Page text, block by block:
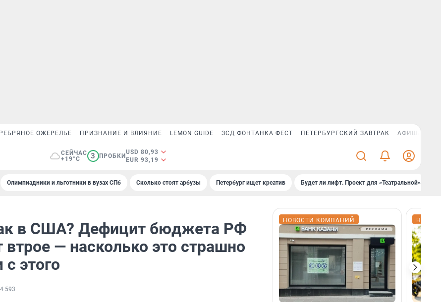
ОЖЕРЕЛЬЕ ПРИЗНАНИЕ И ВЛИЯНИЕ LEMON GUIDE ЗСД ФОНТАНКА ФЕСТ ПЕТЕРБУРГСКИЙ ЗАВТРАК АФИША PLUS
СЕЙЧАС
+19°C
3 ПРОБКИ
USD 80,93
EUR 93,19
Олимпиадники и льготники в вузах СПб Сколько стоят арбузы Петербург ищет креатив Будет ли лифт. Проект для «Театральной»
в США? Дефицит бюджета РФ
втрое — насколько это страшно
этого
593
НОВОСТИ КОМПАНИЙ